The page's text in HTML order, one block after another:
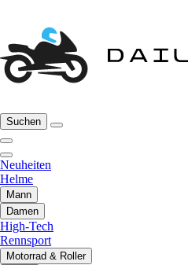
Suchen
Neuheiten
Helme
Mann
Damen
High-Tech
Rennsport
Motorrad & Roller